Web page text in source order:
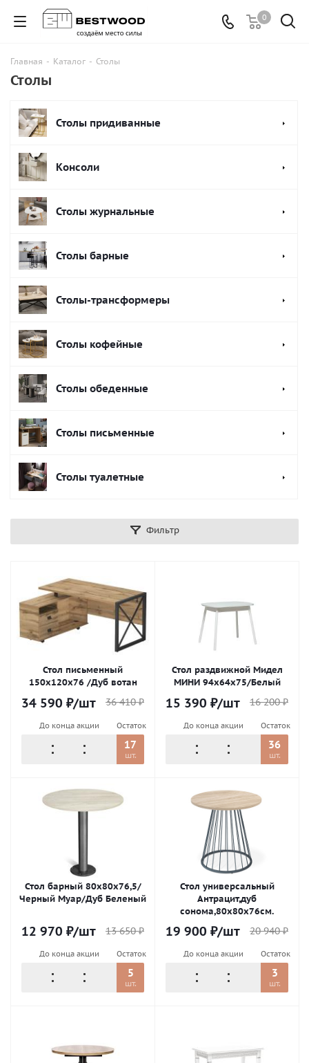
0
Главная - Каталог - Столы
Столы
Столы придиванные
Консоли
Столы журнальные
Столы барные
Столы-трансформеры
Столы кофейные
Столы обеденные
Столы письменные
Столы туалетные
Фильтр
Стол письменный
150х120х76 /Дуб вотан
34 590 ₽/шт 36 410₽
До конца акции Остаток
17
шт.
Стол раздвижной Мидел
МИНИ 94х64х75/Белый
15 390 ₽/шт 16 200₽
До конца акции Остаток
36
шт.
Стол барный 80х80х76,5/
Черный Муар/Дуб Беленый
12 970 ₽/шт 13 650₽
До конца акции Остаток
5
шт.
Стол универсальный
Антрацит,дуб
сонома,80х80х76см.
19 900 ₽/шт 20 940₽
До конца акции Остаток
3
шт.